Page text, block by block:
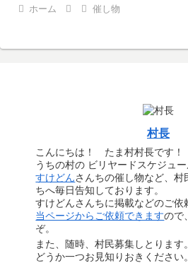
ホーム 催し物
村長
こんにちは！ たま村村長です！
うちの村の ビリヤードスケジュ
すけどんさんちの催し物など、村
ちへ毎日告知しております。
すけどんさんちに掲載などのご依
当ページからご依頼できますので
ぞ。
また、随時、村民募集しとります。
どうか一つお見知りおきください。